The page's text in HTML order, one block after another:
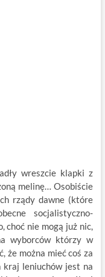
wreszcie klapki z
melinę… Osobiście
rządy dawne (które
socjalistyczno-
choć nie mogą już nic,
wyborców którzy w
że można mieć coś za
kraj leniuchów jest na